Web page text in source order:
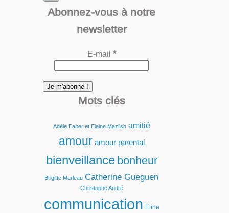
Abonnez-vous à notre
newsletter
E-mail *
Mots clés
Adèle Faber et Elaine Mazlish amitié
amour amour parental
bienveillance bonheur
Brigitte Marleau Catherine Gueguen
Christophe André
communication Eline